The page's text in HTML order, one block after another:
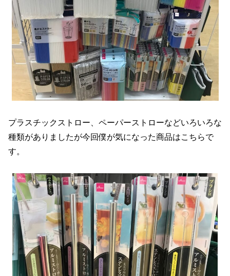
プラスチックストロー、ペーパーストローなどいろいろな
種類がありましたが今回僕が気になった商品はこちらで
す。